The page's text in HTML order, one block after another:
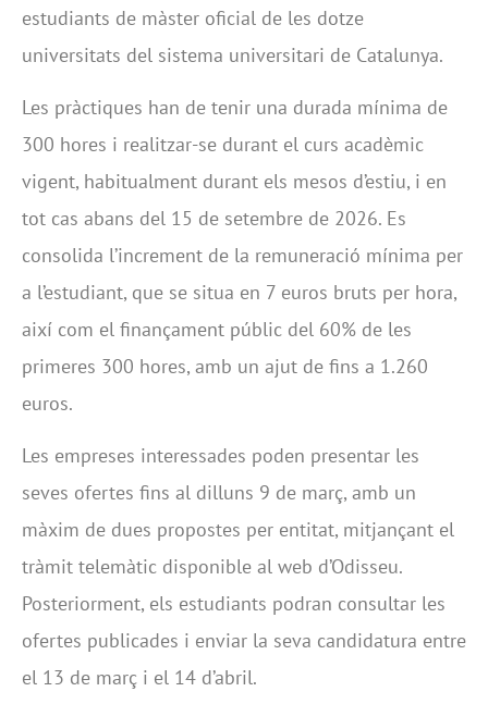
estudiants de màster oficial de les dotze
universitats del sistema universitari de Catalunya.
Les pràctiques han de tenir una durada mínima de
300 hores i realitzar-se durant el curs acadèmic
vigent, habitualment durant els mesos d’estiu, i en
tot cas abans del 15 de setembre de 2026. Es
consolida l’increment de la remuneració mínima per
a l’estudiant, que se situa en 7 euros bruts per hora,
així com el finançament públic del 60% de les
primeres 300 hores, amb un ajut de fins a 1.260
euros.
Les empreses interessades poden presentar les
seves ofertes fins al dilluns 9 de març, amb un
màxim de dues propostes per entitat, mitjançant el
tràmit telemàtic disponible al web d’Odisseu.
Posteriorment, els estudiants podran consultar les
ofertes publicades i enviar la seva candidatura entre
el 13 de març i el 14 d’abril.